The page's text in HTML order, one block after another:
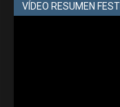
VÍDEO RESUMEN